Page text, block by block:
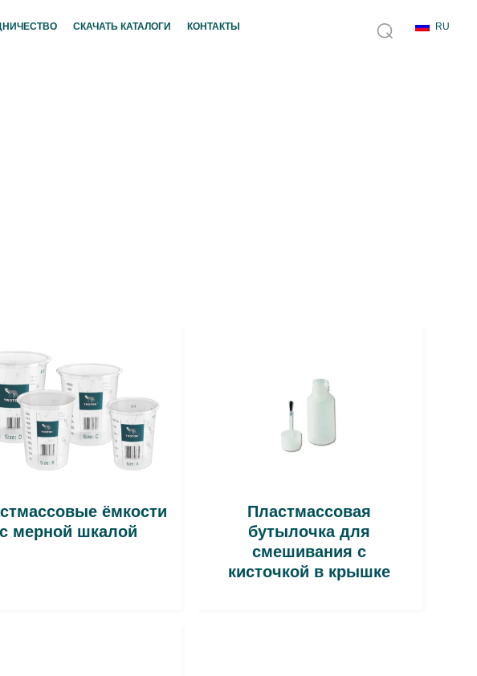
СКАЧАТЬ КАТАЛОГИ КОНТАКТЫ
ёмкости
с мерной шкалой
Пластмассовая
бутылочка для
смешивания с
кисточкой в крышке